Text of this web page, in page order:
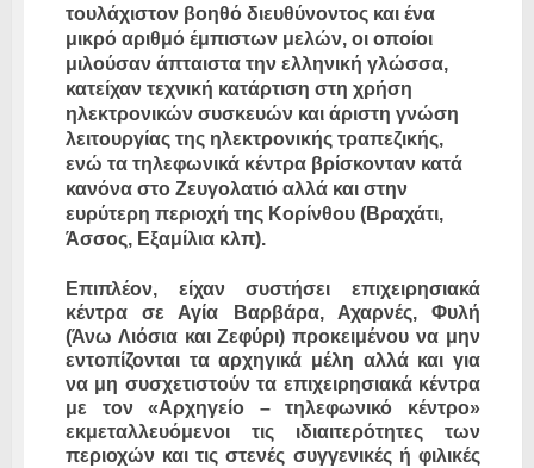
τουλάχιστον βοηθό διευθύνοντος και ένα
μικρό αριθμό έμπιστων μελών, οι οποίοι
μιλούσαν άπταιστα την ελληνική γλώσσα,
κατείχαν τεχνική κατάρτιση στη χρήση
ηλεκτρονικών συσκευών και άριστη γνώση
λειτουργίας της ηλεκτρονικής τραπεζικής,
ενώ τα τηλεφωνικά κέντρα βρίσκονταν κατά
κανόνα στο Ζευγολατιό αλλά και στην
ευρύτερη περιοχή της Κορίνθου (Βραχάτι,
Άσσος, Εξαμίλια κλπ).
Επιπλέον, είχαν συστήσει επιχειρησιακά
κέντρα σε Αγία Βαρβάρα, Αχαρνές, Φυλή
(Άνω Λιόσια και Ζεφύρι) προκειμένου να μην
εντοπίζονται τα αρχηγικά μέλη αλλά και για
να μη συσχετιστούν τα επιχειρησιακά κέντρα
με τον «Αρχηγείο – τηλεφωνικό κέντρο»
εκμεταλλευόμενοι τις ιδιαιτερότητες των
περιοχών και τις στενές συγγενικές ή φιλικές